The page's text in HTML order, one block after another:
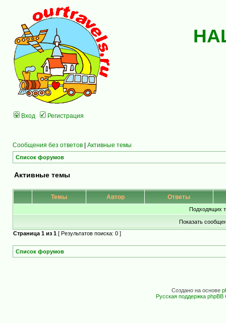
Вход Регистрация
Сообщения без ответов | Активные темы
Список форумов
Активные темы
Темы Автор Ответы
Подходящих
Показать
Страница 1 из 1 [ Результатов поиска: 0 ]
Список форумов
Создано на основе
Русская поддержка phpBB